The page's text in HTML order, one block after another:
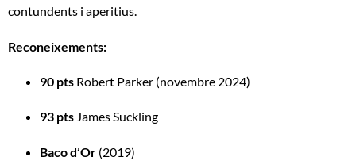
contundents i aperitius.
Reconeixements:
90 pts Robert Parker (novembre 2024)
93 pts James Suckling
Baco d’Or (2019)